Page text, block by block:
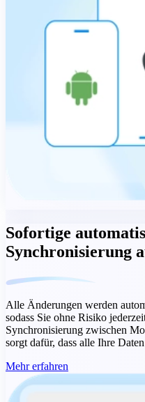
Sofortige
Synchronisierung
Alle Änderungen werden
sodass Sie ohne Risiko
Synchronisierung zwischen
sorgt dafür, dass alle Ihre
Mehr erfahren